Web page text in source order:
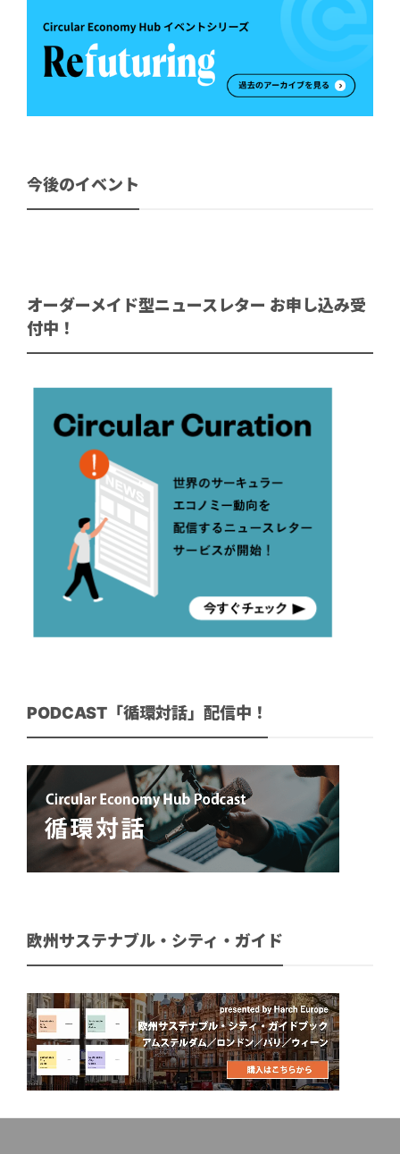
今後のイベント
オーダーメイド型ニュースレター お申し込み受
付中！
PODCAST「循環対話」配信中！
欧州サステナブル・シティ・ガイド